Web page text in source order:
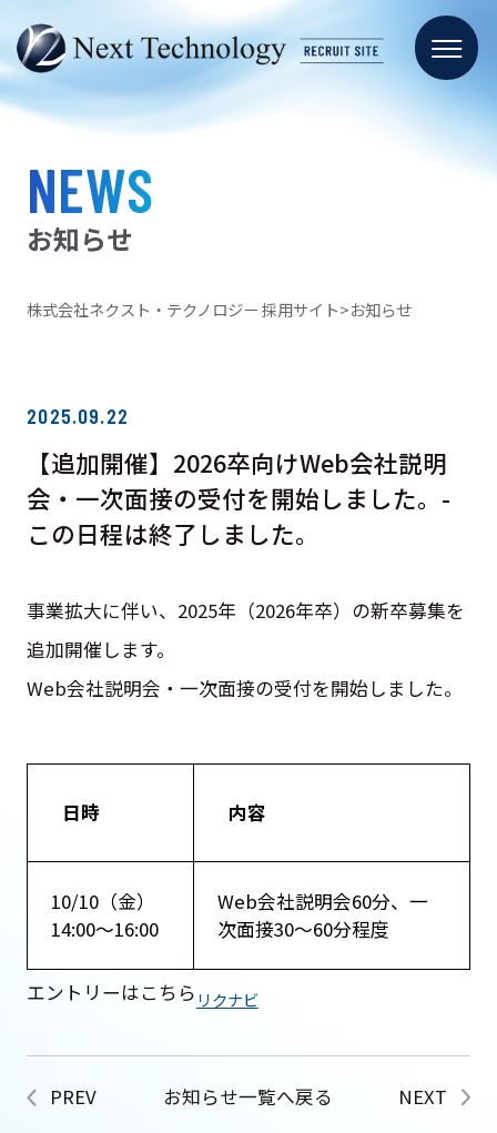
NEWS
お知らせ
株式会社ネクスト・テクノロジー 採用サイト お知らせ
2025.09.22
【追加開催】2026卒向けWeb会社説明
会・一次面接の受付を開始しました。-
この日程は終了しました。
事業拡大に伴い、2025年（2026年卒）の新卒募集を
追加開催します。
Web会社説明会・一次面接の受付を開始しました。
日時 内容
10/10（金）
14:00～16:00
Web会社説明会60分、一
次面接30～60分程度
エントリーはこちら リクナビ
PREV お知らせ一覧へ戻る NEXT